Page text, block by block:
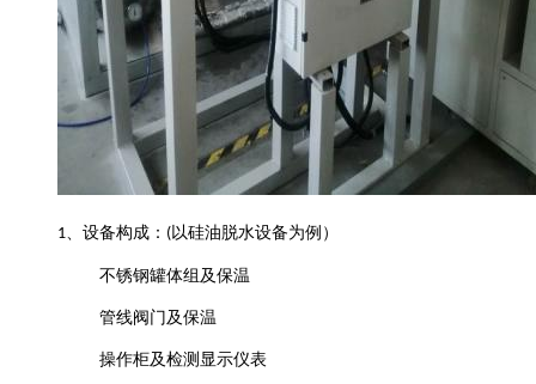
1、设备构成 ： (以硅油脱水设备为例）
不锈钢罐体组及保温
管线阀门及保温
操作柜及检测显示仪表